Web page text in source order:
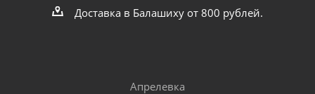
Доставка в Балашиху от 800 рублей.
Апрелевка